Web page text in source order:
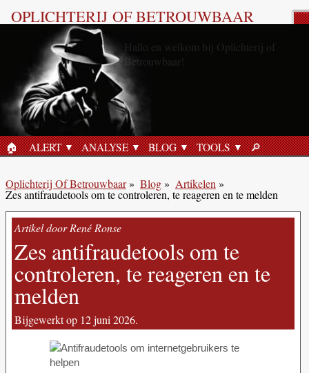
OPLICHTERIJ OF BETROUWBAAR
HOME
🏠︎ ALERT ANALYSE BLOG TOOLS ZOEKEN
🔎︎
Oplichterij Of Betrouwbaar» Blog» Artikelen»
Zes antifraudetools om te controleren, te reageren en te melden
Artikel door René Ronse
Zes antifraudetools om te
controleren, te reageren en te
melden
Bijgewerkt op 12 juni 2026.